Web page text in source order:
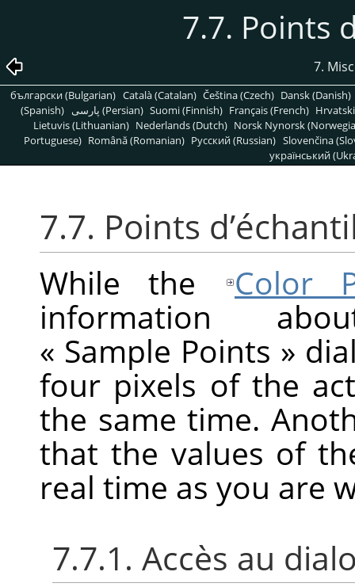
7.7. Points
7.
български (Bulgarian) Català (Catalan) Čeština (Czech) Dansk (Danish)
(Spanish)
پارسی (Persian) Suomi (Finnish) Français (French)
Lietuvis (Lithuanian) Nederlands (Dutch) Norsk Nynorsk
Portuguese) Română (Romanian) Pусский (Russian) Slovenčina
український
7.7. Points
While the
Color
information
« Sample Points »
four pixels of the
the same time.
that the values of
real time as you are
7.7.1. Accès au